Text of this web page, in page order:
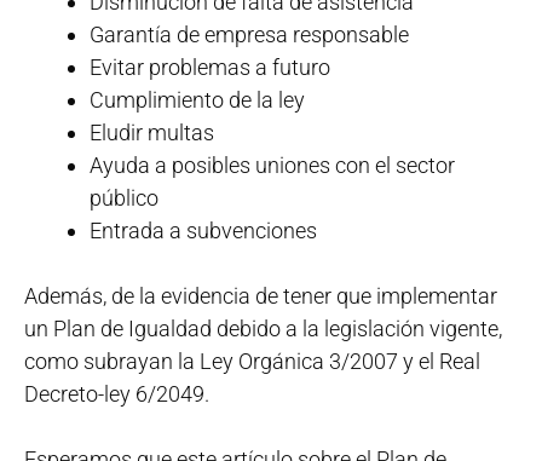
Garantía de empresa responsable
Evitar problemas a futuro
Cumplimiento de la ley
Eludir multas
Ayuda a posibles uniones con el sector
público
Entrada a subvenciones
Además, de la evidencia de tener que implementar
un Plan de Igualdad debido a la legislación vigente,
como subrayan la Ley Orgánica 3/2007 y el Real
Decreto-ley 6/2049.